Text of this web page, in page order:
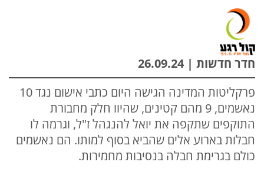
חדר חדשות | 26.09.24
פרקליטות המדינה הגישה היום כתבי אישום נגד 10
נאשמים, 9 מהם קטינים, שהיוו חלק מחבורת
התוקפים שתקפה את יואל להנגהל ז"ל, וגרמה לו
חבלות בארוע אלים שהביא בסוף למותו. הם נאשמים
כולם בגרימת חבלה בנסיבות מחמירות.